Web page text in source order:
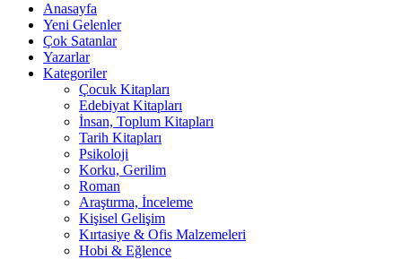
Anasayfa
Yeni Gelenler
Çok Satanlar
Yazarlar
Kategoriler
Çocuk Kitapları
Edebiyat Kitapları
İnsan, Toplum Kitapları
Tarih Kitapları
Psikoloji
Korku, Gerilim
Roman
Araştırma, İnceleme
Kişisel Gelişim
Kırtasiye & Ofis Malzemeleri
Hobi & Eğlence